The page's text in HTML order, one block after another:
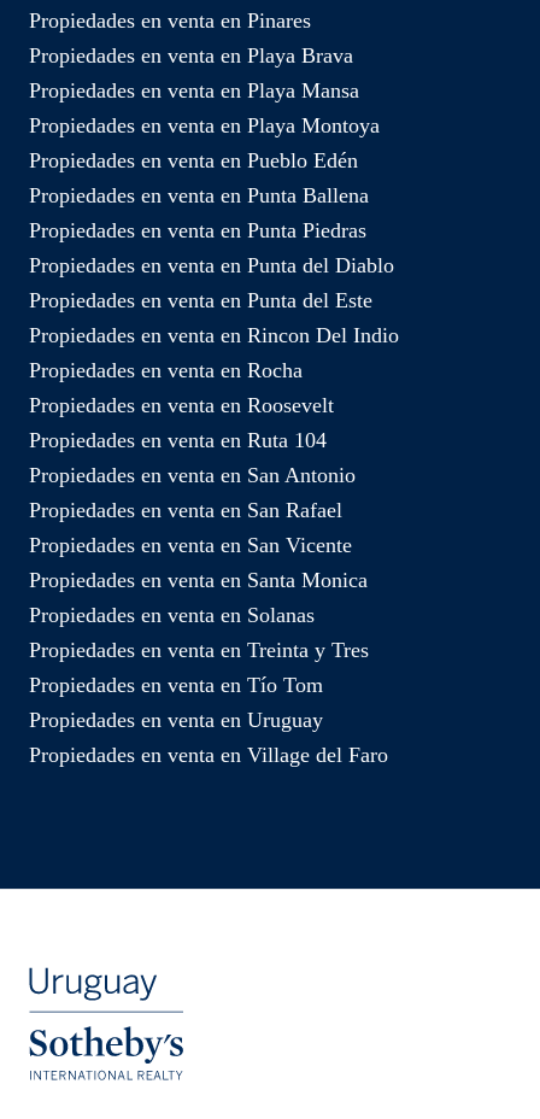
Propiedades en venta en Pinares
Propiedades en venta en Playa Brava
Propiedades en venta en Playa Mansa
Propiedades en venta en Playa Montoya
Propiedades en venta en Pueblo Edén
Propiedades en venta en Punta Ballena
Propiedades en venta en Punta Piedras
Propiedades en venta en Punta del Diablo
Propiedades en venta en Punta del Este
Propiedades en venta en Rincon Del Indio
Propiedades en venta en Rocha
Propiedades en venta en Roosevelt
Propiedades en venta en Ruta 104
Propiedades en venta en San Antonio
Propiedades en venta en San Rafael
Propiedades en venta en San Vicente
Propiedades en venta en Santa Monica
Propiedades en venta en Solanas
Propiedades en venta en Treinta y Tres
Propiedades en venta en Tío Tom
Propiedades en venta en Uruguay
Propiedades en venta en Village del Faro